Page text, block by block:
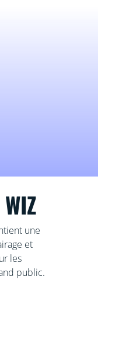
une
et
les
public.